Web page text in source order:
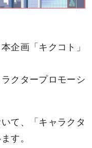
企画「キクコト」
クタープロモーシ
て、「キャラクタ
す。